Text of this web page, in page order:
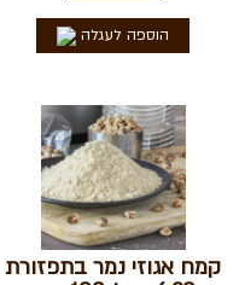
הוספה לעגלה
קמח אגוזי נמר בתפזורת